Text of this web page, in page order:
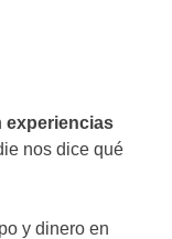
experiencias
nos dice qué
y dinero en